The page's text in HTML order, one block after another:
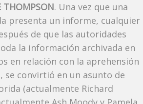
THOMPSON. Una vez que una
presenta un informe, cualquier
de que las autoridades
la información archivada en
en relación con la aprehensión
se convirtió en un asunto de
(actualmente Richard